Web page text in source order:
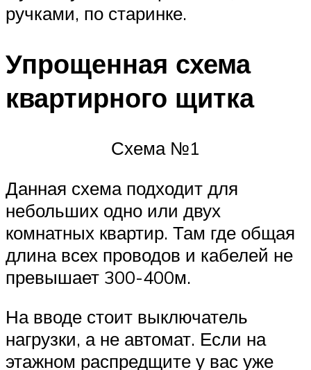
ручками, по старинке.
Упрощенная схема
квартирного щитка
Схема №1
Данная схема подходит для
небольших одно или двух
комнатных квартир. Там где общая
длина всех проводов и кабелей не
превышает 300-400м.
На вводе стоит выключатель
нагрузки, а не автомат. Если на
этажном распредщите у вас уже